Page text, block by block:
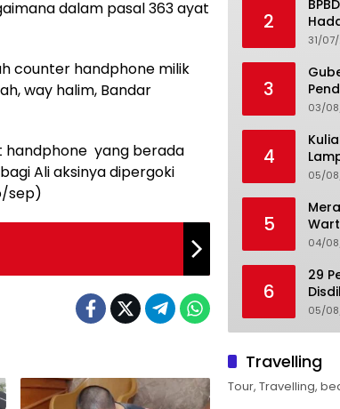
dalam pasal 363 ayat
counter handphone milik
way halim, Bandar
handphone yang berada
Ali aksinya dipergoki
sep)
2
31/
3
03/
4
05/
5
04/
6
29
05/
Travelling
Tour, Travelling,